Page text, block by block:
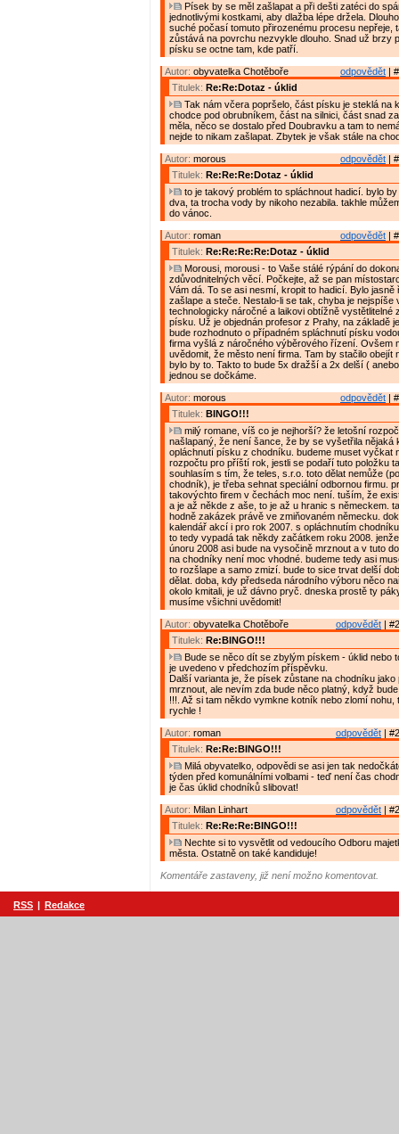
Písek by se měl zašlapat a při dešti zatéci do
jednotlivými kostkami, aby dlažba lépe držela.
suché počasí tomuto přirozenému procesu nepřeje,
zůstává na povrchu nezvykle dlouho. Snad už brzy
písku se octne tam, kde patří.
odpovědět |
Autor: obyvatelka Chotěboře
Titulek: Re:Re:Dotaz - úklid
Tak nám včera popršelo, část písku je steklá na
chodce pod obrubníkem, část na silnici, část snad
měla, něco se dostalo před Doubravku a tam to
nejde to nikam zašlapat. Zbytek je však stále na
odpovědět |
Autor: morous
Titulek: Re:Re:Re:Dotaz - úklid
to je takový problém to spláchnout hadicí. bylo
dva, ta trocha vody by nikoho nezabila. takhle
do vánoc.
odpovědět |
Autor: roman
Titulek: Re:Re:Re:Re:Dotaz - úklid
Morousi, morousi - to Vaše stálé rýpání do
zdůvodnitelných věcí. Počkejte, až se pan
Vám dá. To se asi nesmí, kropit to hadicí. Bylo
zašlape a steče. Nestalo-li se tak, chyba je nejspíše
technologicky náročné a laikovi obtížně vystětlitelné
písku. Už je objednán profesor z Prahy, na základě
bude rozhodnuto o případném spláchnutí písku
firma vyšlá z náročného výběrového řízení. Ovšem
uvědomit, že město není firma. Tam by stačilo obejít
bylo by to. Takto to bude 5x dražší a 2x delší (
jednou se dočkáme.
odpovědět |
Autor: morous
Titulek: BINGO!!!
milý romane, víš co je nejhorší? že letošní
našlapaný, že není šance, že by se vyšetřila nějaká
opláchnutí písku z chodníku. budeme muset vyčkat
rozpočtu pro příští rok, jestli se podaří tuto položku
souhlasím s tím, že teles, s.r.o. toto dělat nemůže
chodník), je třeba sehnat speciální odbornou firmu.
takovýchto firem v čechách moc není. tuším, že
a je až někde z aše, to je až u hranic s německem.
hodně zakázek právě ve zmiňovaném německu.
kalendář akcí i pro rok 2007. s opláchnutím
to tedy vypadá tak někdy začátkem roku 2008.
únoru 2008 asi bude na vysočině mrznout a v tuto
na chodníky není moc vhodné. budeme tedy asi
to rozšlape a samo zmizí. bude to sice trvat delší
dělat. doba, kdy předseda národního výboru něco
okolo kmitali, je už dávno pryč. dneska prostě ty
musíme všichni uvědomit!
odpovědět |
Autor: obyvatelka Chotěboře
Titulek: Re:BINGO!!!
Bude se něco dít se zbylým pískem - úklid nebo
je uvedeno v předchozím příspěvku.
Další varianta je, že písek zůstane na chodníku jako
mrznout, ale nevím zda bude něco platný, když
!!!. Až si tam někdo vymkne kotník nebo zlomí nohu,
rychle !
odpovědět |
Autor: roman
Titulek: Re:Re:BINGO!!!
Milá obyvatelko, odpovědi se asi jen tak
týden před komunálními volbami - teď není čas
je čas úklid chodníků slibovat!
odpovědět |
Autor: Milan Linhart
Titulek: Re:Re:Re:BINGO!!!
Nechte si to vysvětlit od vedoucího Odboru
města. Ostatně on také kandiduje!
Komentáře zastaveny, již není možno komentovat.
RSS | Redakce